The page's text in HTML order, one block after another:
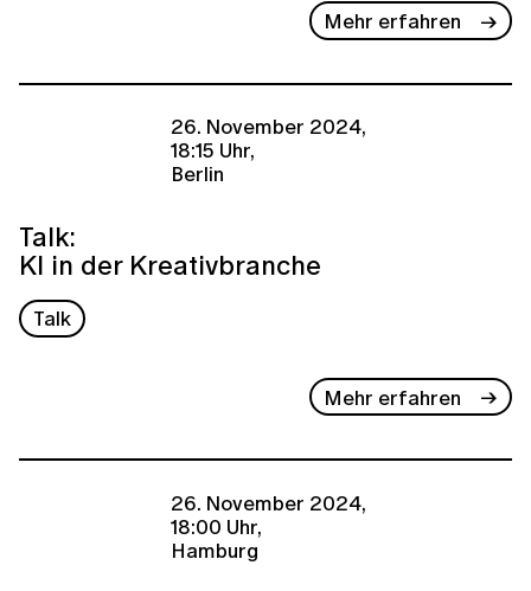
Mehr erfahren
26. November 2024,
18:15 Uhr,
Berlin
Talk:
KI in der Kreativbranche
Talk
Mehr erfahren
26. November 2024,
18:00 Uhr,
Hamburg